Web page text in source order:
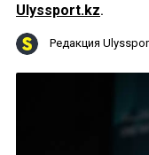
Ulyssport.kz.
Редакция